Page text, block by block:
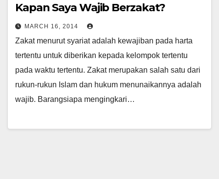
Kapan Saya Wajib Berzakat?
MARCH 16, 2014
Zakat menurut syariat adalah kewajiban pada harta
tertentu untuk diberikan kepada kelompok tertentu
pada waktu tertentu. Zakat merupakan salah satu dari
rukun-rukun Islam dan hukum menunaikannya adalah
wajib. Barangsiapa mengingkari…